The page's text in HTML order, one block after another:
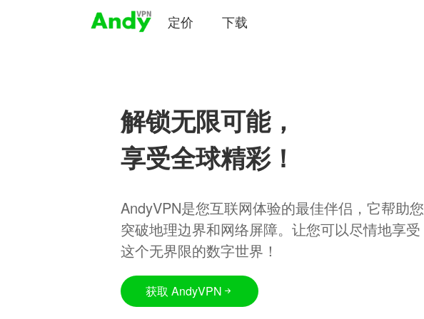
定价 下载
解锁无限可能，
享受全球精彩！
AndyVPN是您互联网体验的最佳伴侣，它帮助您
突破地理边界和网络屏障。让您可以尽情地享受
这个无界限的数字世界！
获取 AndyVPN